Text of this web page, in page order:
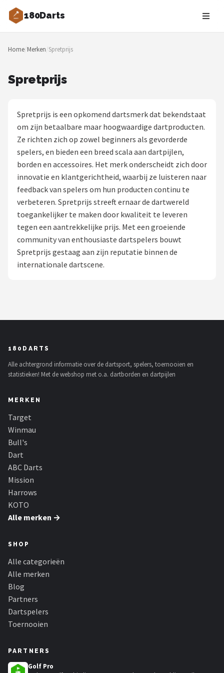
180Darts
Zoeken
NAVIGATIE
Blog
Dartspelers
Toernooien
Spelregels
Uitgooilijst
Dartshop
Dart
ABC Darts
Mission
Harrows
KOTO
Unicorn
Red Dragon
Home/Merken/Spretprijs
Spretprijs
Spretprijs is een opkomend dartsmerk dat bekendstaat
om zijn betaalbare maar hoogwaardige dartproducten.
Ze richten zich op zowel beginners als gevorderde
spelers, en bieden een breed scala aan dartpijlen,
borden en accessoires. Het merk onderscheidt zich door
innovatie en klantgerichtheid, waarbij ze luisteren naar
feedback van spelers om hun producten continu te
verbeteren. Spretprijs streeft ernaar de dartwereld
toegankelijker te maken door kwaliteit te leveren
tegen een aantrekkelijke prijs. Met een groeiende
community van enthousiaste dartspelers bouwt
Spretprijs gestaag aan zijn reputatie binnen de
internationale dartscene.
180DARTS
Alle achtergrond informatie over de dartsport, spelers, toernooien en
statistieken! Met de webshop met o.a. dartborden en dartpijlen
MERKEN
Target
Winmau
Bull's
Dart
ABC Darts
Mission
Harrows
KOTO
Alle merken →
SHOP
Alle categorieën
Alle merken
Blog
Partners
Dartspelers
Toernooien
PARTNERS
Golf Pro